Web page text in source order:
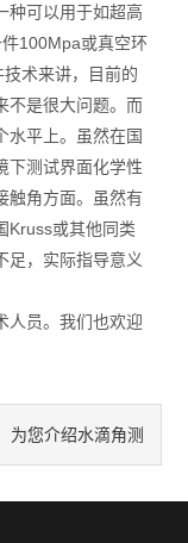
种可以用于如超高
100Mpa或真空环
术来讲，目前的
不是很大问题。而
水平上。虽然在国
下测试界面化学性
触角方面。虽然有
Kruss或其他同类
足，实际指导意义
员。我们也欢迎
为您介绍水滴角测